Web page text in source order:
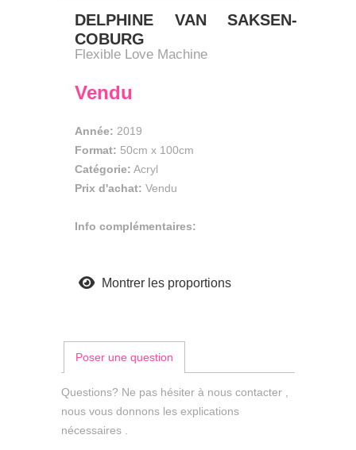
DELPHINE VAN SAKSEN-
COBURG
Flexible Love Machine
Vendu
Année: 2019
Format: 50cm x 100cm
Catégorie: Acryl
Prix d'achat: Vendu
Info complémentaires:
Montrer les proportions
Poser une question
Questions? Ne pas hésiter à nous contacter ,
nous vous donnons les explications
nécessaires .